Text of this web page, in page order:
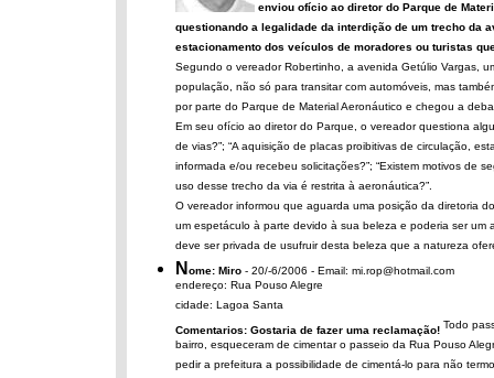
enviou ofício ao diretor do Parque de
questionando a legalidade da interdição de um trecho da
estacionamento dos veículos de moradores ou turistas
Segundo o vereador Robertinho, a avenida Getúlio Vargas,
população, não só para transitar com automóveis, mas
por parte do Parque de Material Aeronáutico e chegou a
Em seu ofício ao diretor do Parque, o vereador questiona
de vias?”; “A aquisição de placas proibitivas de circulação,
informada e/ou recebeu solicitações?”; “Existem motivos de
uso desse trecho da via é restrita à aeronáutica?”.
O vereador informou que aguarda uma posição da diretoria
um espetáculo à parte devido à sua beleza e poderia ser
deve ser privada de usufruir desta beleza que a natureza
N ome: Miro - 20/-6/2006 - Email: mi.rop@hotmail.com
endereço: Rua Pouso Alegre
cidade: Lagoa Santa
Comentarios: Gostaria de fazer uma reclamação! Todo
bairro, esqueceram de cimentar o passeio da Rua Pouso
pedir a prefeitura a possibilidade de cimentá-lo para não